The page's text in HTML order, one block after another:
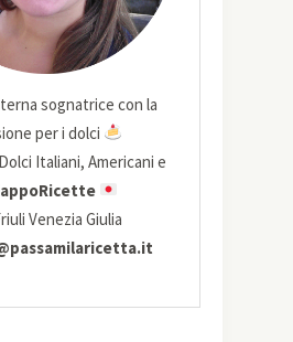
sognatrice con la
per i dolci
Italiani, Americani e
Venezia Giulia